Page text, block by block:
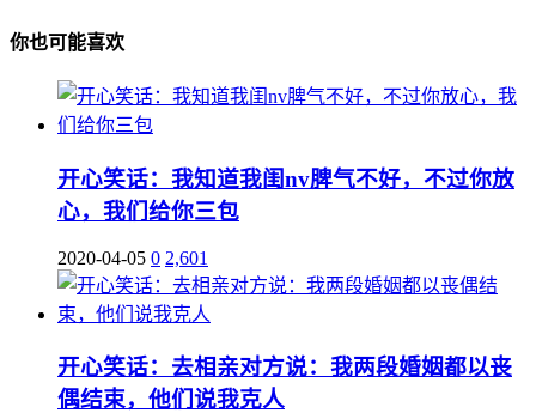
你也可能喜欢
开心笑话：我知道我闺nv脾气不好，不过你放
心，我们给你三包
2020-04-05 0 2,601
开心笑话：去相亲对方说：我两段婚姻都以丧
偶结束，他们说我克人